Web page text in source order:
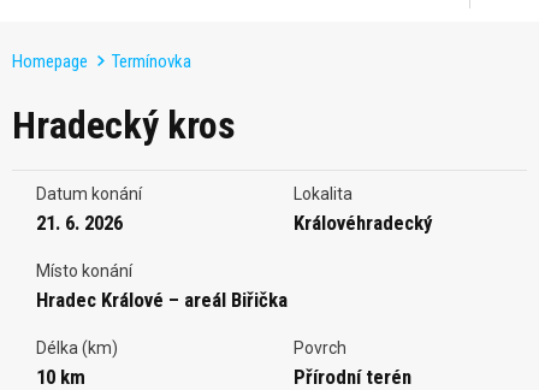
Homepage Termínovka
Hradecký kros
Datum konání
21. 6. 2026
Lokalita
Královéhradecký
Místo konání
Hradec Králové – areál Biřička
Délka (km)
10 km
Povrch
Přírodní terén